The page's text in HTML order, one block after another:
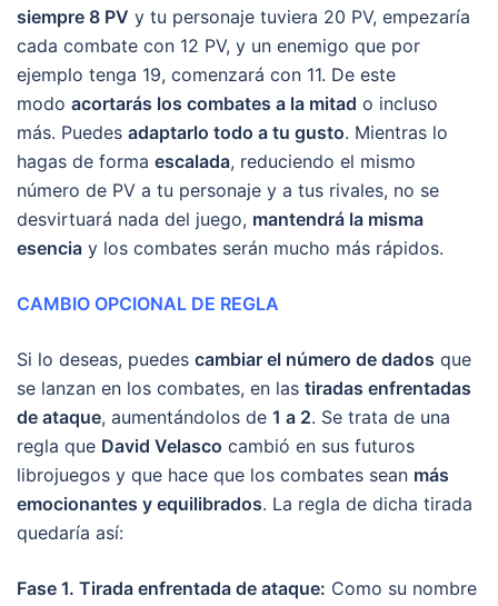
siempre 8 PV y tu personaje tuviera 20 PV, empezaría
cada combate con 12 PV, y un enemigo que por
ejemplo tenga 19, comenzará con 11. De este
modo acortarás los combates a la mitad o incluso
más. Puedes adaptarlo todo a tu gusto. Mientras lo
hagas de forma escalada, reduciendo el mismo
número de PV a tu personaje y a tus rivales, no se
desvirtuará nada del juego, mantendrá la misma
esencia y los combates serán mucho más rápidos.
CAMBIO OPCIONAL DE REGLA
Si lo deseas, puedes cambiar el número de dados que
se lanzan en los combates, en las tiradas enfrentadas
de ataque, aumentándolos de 1 a 2. Se trata de una
regla que David Velasco cambió en sus futuros
librojuegos y que hace que los combates sean más
emocionantes y equilibrados. La regla de dicha tirada
quedaría así:
Fase 1. Tirada enfrentada de ataque: Como su nombre